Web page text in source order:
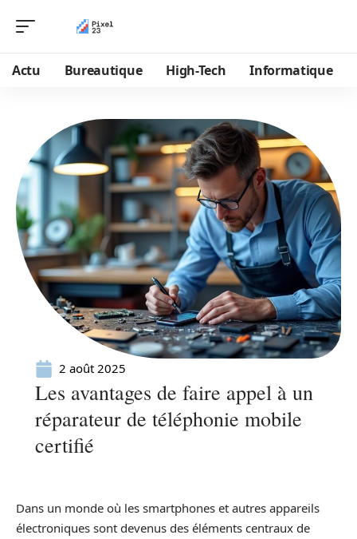
Actu Bureautique High-Tech Informatique
2 août 2025
Les avantages de faire appel à un
réparateur de téléphonie mobile
certifié
Dans un monde où les smartphones et autres appareils
électroniques sont devenus des éléments centraux de